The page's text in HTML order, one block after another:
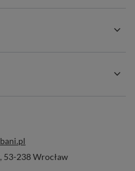
, 53-238Wrocław